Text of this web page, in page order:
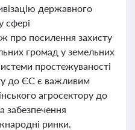
державного
сфері
про посилення захисту
громад у земельних
простежуваності
до ЄС є важливим
агросектору до
забезпечення
ринки.